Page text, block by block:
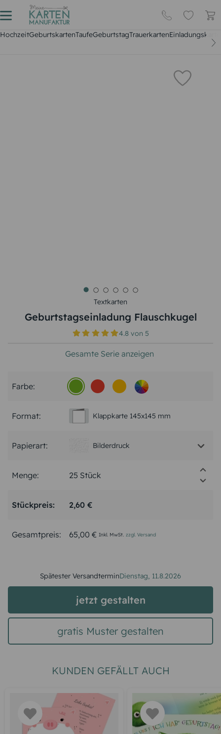
HochzeitGeburtskartenTaufeGeburtstagTrauerkarten
Textkarten
Geburtstagseinladung Flauschkugel
4.8 von5
Gesamte Serie anzeigen
Farbe:
Format: Klappkarte 145x145 mm
Papierart: Bilderdruck
Menge:
Stückpreis: 2,60 €
Gesamtpreis: 65,00 € Inkl. MwSt. zzgl. Versand
Spätester VersandterminDienstag, 11.8.2026
jetzt gestalten
gratis Muster gestalten
KUNDEN GEFÄLLT AUCH